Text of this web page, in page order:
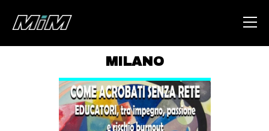
ABOUT
AREA
MILANO